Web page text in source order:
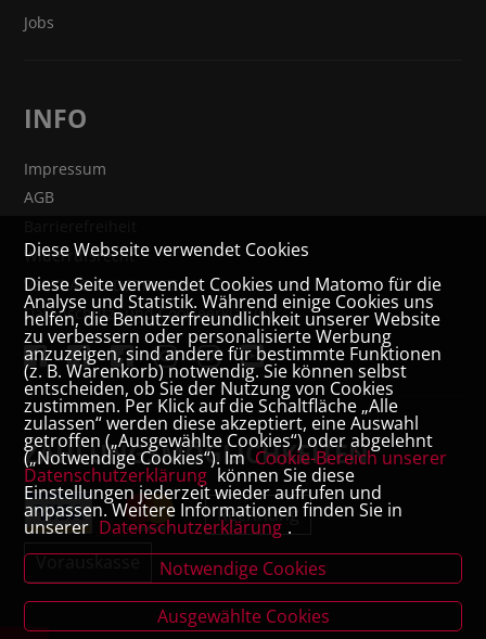
Jobs
INFO
Impressum
AGB
Widerrufsrecht
VERTRAG WIDERRUFEN
Datenschutz- und Cookieerklärung
ZAHLUNGSMÖGLICHKEITEN
Rechnung
Vorauskasse
Diese Webseite verwendet Cookies
Diese Seite verwendet Cookies und Matomo für die
Analyse und Statistik. Während einige Cookies uns
helfen, die Benutzerfreundlichkeit unserer Website
zu verbessern oder personalisierte Werbung
anzuzeigen, sind andere für bestimmte Funktionen
(z. B. Warenkorb) notwendig. Sie können selbst
entscheiden, ob Sie der Nutzung von Cookies
zustimmen. Per Klick auf die Schaltfläche „Alle
zulassen“ werden diese akzeptiert, eine Auswahl
getroffen („Ausgewählte Cookies“) oder abgelehnt
(„Notwendige Cookies“). Im Cookie-Bereich unserer
Datenschutzerklärung können Sie diese
Einstellungen jederzeit wieder aufrufen und
anpassen. Weitere Informationen finden Sie in
unserer Datenschutzerklärung .
Notwendige Cookies
Ausgewählte Cookies